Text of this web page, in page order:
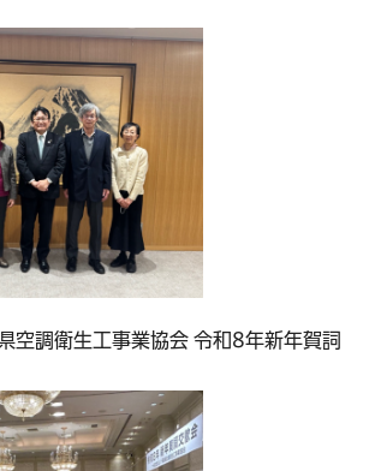
空調衛生工事業協会 令和8年新年賀詞